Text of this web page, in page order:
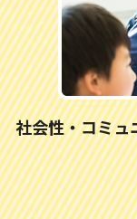
社会性・コミュ